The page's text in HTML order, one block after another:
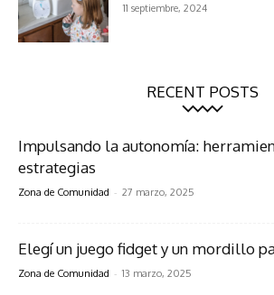
11 septiembre, 2024
RECENT POSTS
Impulsando la autonomía:
estrategias
Zona de Comunidad - 27 marzo, 2025
Elegí un juego fidget y un mordillo
Zona de Comunidad - 13 marzo, 2025